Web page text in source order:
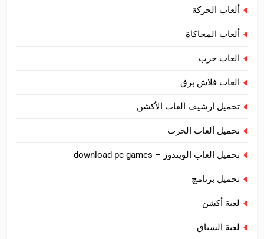
ألعاب الحركة
ألعاب المحاكاة
العاب حرب
العاب فلاش برق
تحميل أرشيف ألعاب الأكشن
تحميل ألعاب الحرب
تحميل العاب الويندوز – download pc games
تحميل برنامج
لعبة أكشن
لعبة السباق